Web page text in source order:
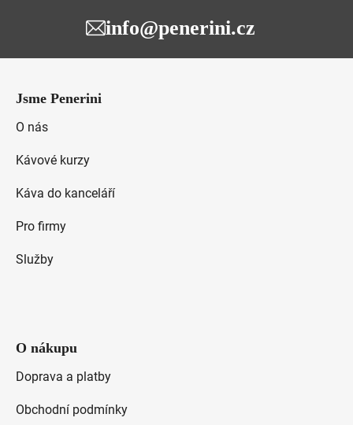
info@penerini.cz
Jsme Penerini
O nás
Kávové kurzy
Káva do kanceláří
Pro firmy
Služby
O nákupu
Doprava a platby
Obchodní podmínky